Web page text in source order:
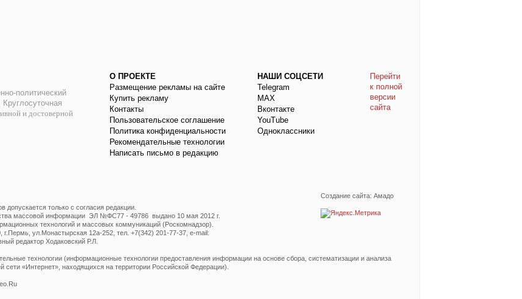
политический
и достоверной
О ПРОЕКТЕ
Размещение рекламы на сайте
Купить рекламу
Контакты
Пользовательское соглашение
Политика конфиденциальности
Рекомендательные технологии
Написать письмо в редакцию
НАШИ СОЦСЕТИ
Telegram
МАХ
Вконтакте
YouTube
Одноклассники
Перейти
к полной
версии
сайта
Создание сайта: Амадо
только с согласия редакции.
массовой информации ЭЛ №ФС77 - 49786 выдано 10 мая 2012 г.
технологий и массовых коммуникаций (Роскомнадзор).
ул.Монастырская 12а-252, тел. +7(342) 201-77-37, e-mail:
редактор Ходаковский Р.Л.
технологии (информационные технологии предоставления информации на основе сбора, систематизации и анализа
сети «Интернет», находящихся на территории Российской Федерации).